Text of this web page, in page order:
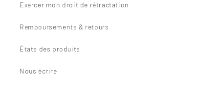
Exercer mon droit de rétractation
Remboursements & retours
États des produits
Nous écrire